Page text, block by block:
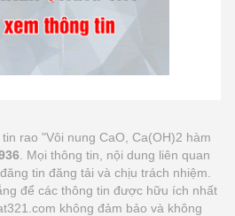
rao "Vôi nung CaO, Ca(OH)2 hàm
. Mọi thông tin, nội dung liên quan
tin đăng tải và chịu trách nhiệm.
để các thông tin được hữu ích nhất
không đảm bảo và không